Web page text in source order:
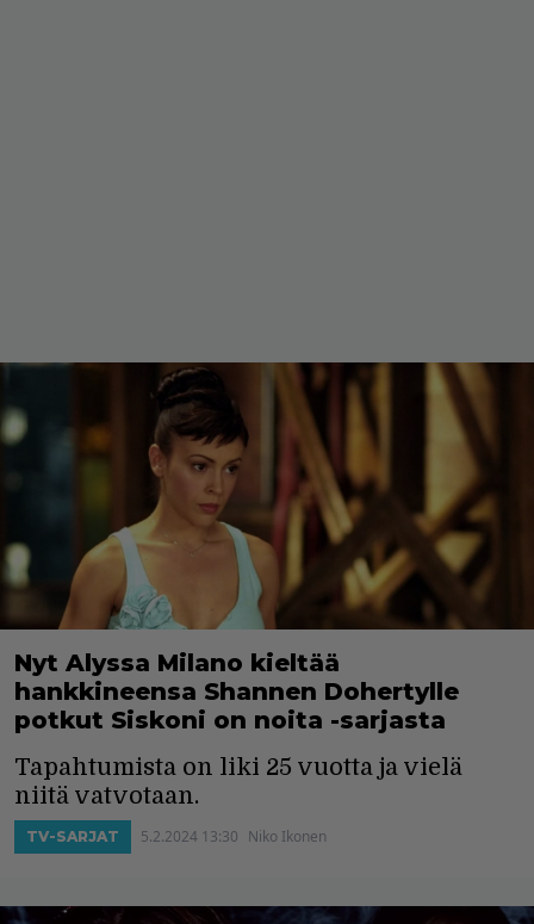
Nyt Alyssa Milano kieltää
hankkineensa Shannen Dohertylle
potkut Siskoni on noita -sarjasta
Tapahtumista on liki 25 vuotta ja vielä
niitä vatvotaan.
TV-SARJAT 5.2.2024 13:30 Niko Ikonen